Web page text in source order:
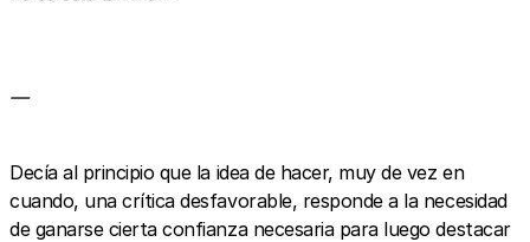
—
Decía al principio que la idea de hacer, muy de vez en
cuando, una crítica desfavorable, responde a la necesidad
de ganarse cierta confianza necesaria para luego destacar